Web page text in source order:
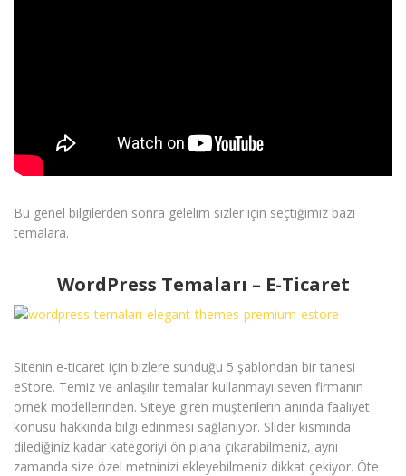
Bu genel bilgilerden sonra gelelim sizler için seçtiğimiz bazı
temalara.
WordPress Temaları – E-Ticaret
Sitenin e-ticaret için bizlere sunduğu 5 şablondan bir tanesi
eStore. Temiz ve anlaşılır temalar kullanmayı seven firmanın
örnek modellerinden. Siteye giren müşterilerin anında faaliyet
konusu hakkında bilgi edinmesi sağlanıyor. Slider kısmında
dilediğiniz kadar kategoriyi ön plana çıkarabilmeniz, aynı
zamanda size özel metninizi ekleyebilmeniz dikkat çekiyor. Öte